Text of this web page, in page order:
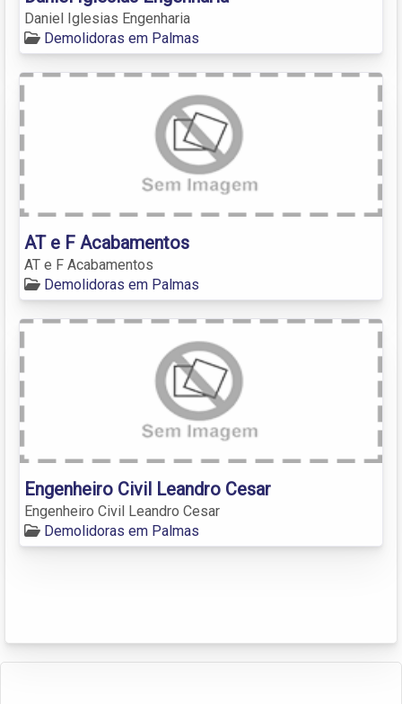
Daniel Iglesias Engenharia
Demolidoras em Palmas
AT e F Acabamentos
AT e F Acabamentos
Demolidoras em Palmas
Engenheiro Civil Leandro Cesar
Engenheiro Civil Leandro Cesar
Demolidoras em Palmas